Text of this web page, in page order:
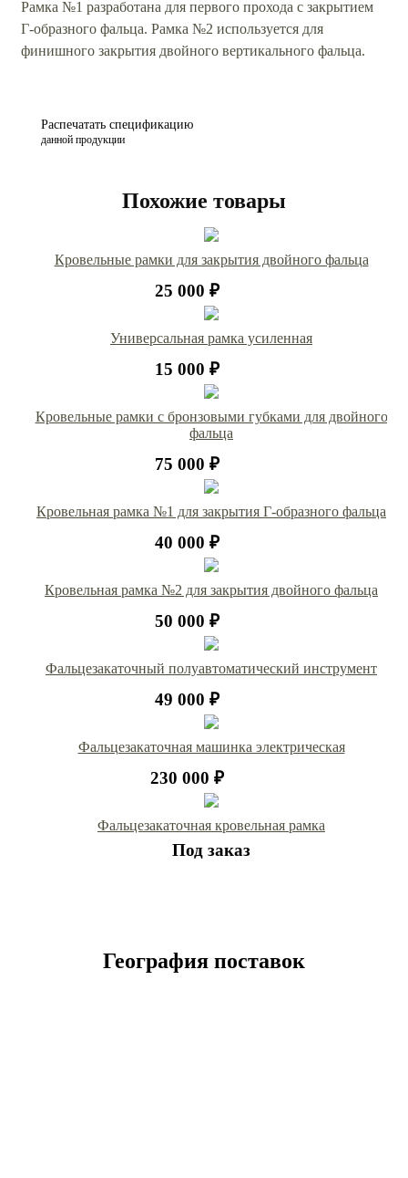
Рамка №1 разработана для первого прохода с закрытием
Г-образного фальца. Рамка №2 используется для
финишного закрытия двойного вертикального фальца.
Распечатать спецификацию
данной продукции
Похожие товары
Кровельные рамки для закрытия двойного фальца
25 000 ₽
Универсальная рамка усиленная
15 000 ₽
Кровельные рамки с бронзовыми губками для двойного
фальца
75 000 ₽
Кровельная рамка №1 для закрытия Г-образного фальца
40 000 ₽
Кровельная рамка №2 для закрытия двойного фальца
50 000 ₽
Фальцезакаточный полуавтоматический инструмент
49 000 ₽
Фальцезакаточная машинка электрическая
230 000 ₽
Фальцезакаточная кровельная рамка
Под заказ
География поставок